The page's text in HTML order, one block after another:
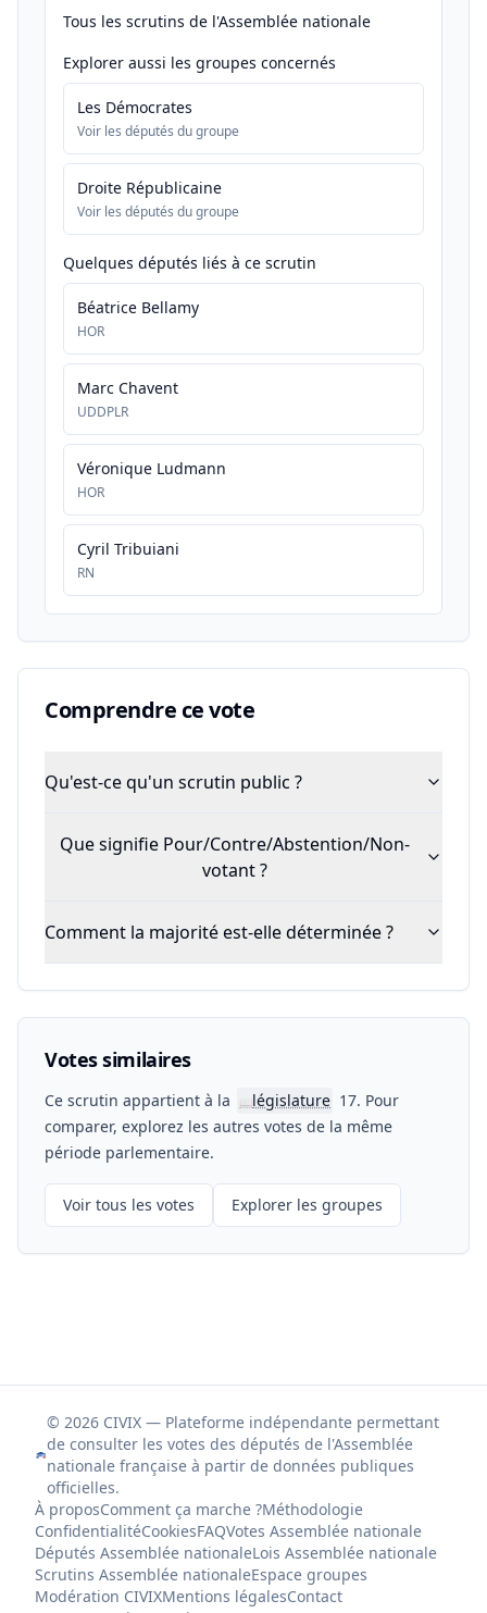
Tous les scrutins de l'Assemblée nationale
Explorer aussi les groupes concernés
Les Démocrates
Voir les députés du groupe
Droite Républicaine
Voir les députés du groupe
Quelques députés liés à ce scrutin
Béatrice Bellamy
HOR
Marc Chavent
UDDPLR
Véronique Ludmann
HOR
Cyril Tribuiani
RN
Comprendre ce vote
Qu'est-ce qu'un scrutin public ?
Que signifie Pour/Contre/Abstention/Non-
votant ?
Comment la majorité est-elle déterminée ?
Votes similaires
Ce scrutin appartient à la 📖législature 17. Pour
comparer, explorez les autres votes de la même
période parlementaire.
Voir tous les votes Explorer les groupes
© 2026 CIVIX — Plateforme indépendante permettant
de consulter les votes des députés de l'Assemblée
nationale française à partir de données publiques
officielles.
À proposComment ça marche ?Méthodologie
ConfidentialitéCookiesFAQVotes Assemblée nationale
Députés Assemblée nationaleLois Assemblée nationale
Scrutins Assemblée nationaleEspace groupes
Modération CIVIXMentions légalesContact